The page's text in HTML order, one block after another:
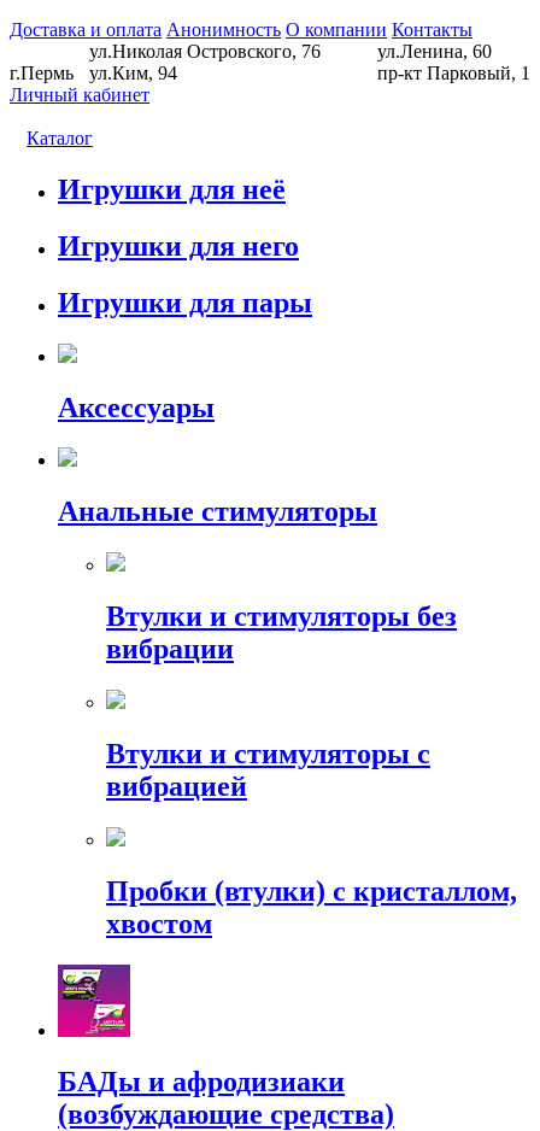
Доставка и оплата Анонимность О компании Контакты
г.Пермь
ул.Николая Островского, 76
ул.Ким, 94
ул.Ленина, 60
пр-кт Парковый, 1
Личный кабинет
Каталог
Игрушки для неё
Игрушки для него
Игрушки для пары
Аксессуары
Анальные стимуляторы
Втулки и стимуляторы без
вибрации
Втулки и стимуляторы с
вибрацией
Пробки (втулки) с кристаллом,
хвостом
БАДы и афродизиаки
(возбуждающие средства)